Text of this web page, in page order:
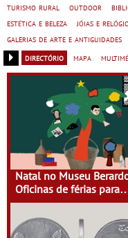
turismo rural
outdoor
estética e beleza
jóias e
galerias de arte e antiguidades
directório
mapa
Natal no Museu
Oficinas de férias para
crianças dos 4 aos 13